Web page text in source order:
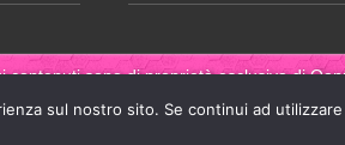
contenuti sono di proprietà esclusiva di
sul nostro sito. Se continui ad